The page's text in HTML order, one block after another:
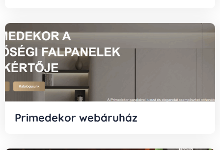
Primedekor webáruház